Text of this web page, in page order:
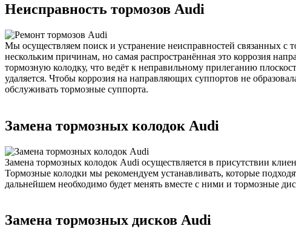
Неисправность тормозов Audi
Мы осуществляем поиск и устранение неисправностей связанных с
нескольким причинам, но самая распространённая это коррозия
тормозную колодку, что ведёт к неправильному прилеганию
удаляется. Чтобы коррозия на направляющих суппортов не
обслуживать тормозные суппорта.
Замена тормозных колодок Audi
Замена тормозных колодок Audi осуществляется в присутствии
Тормозные колодки мы рекомендуем устанавливать, которые
дальнейшем необходимо будет менять вместе с ними и тормозные
Замена тормозных дисков Audi